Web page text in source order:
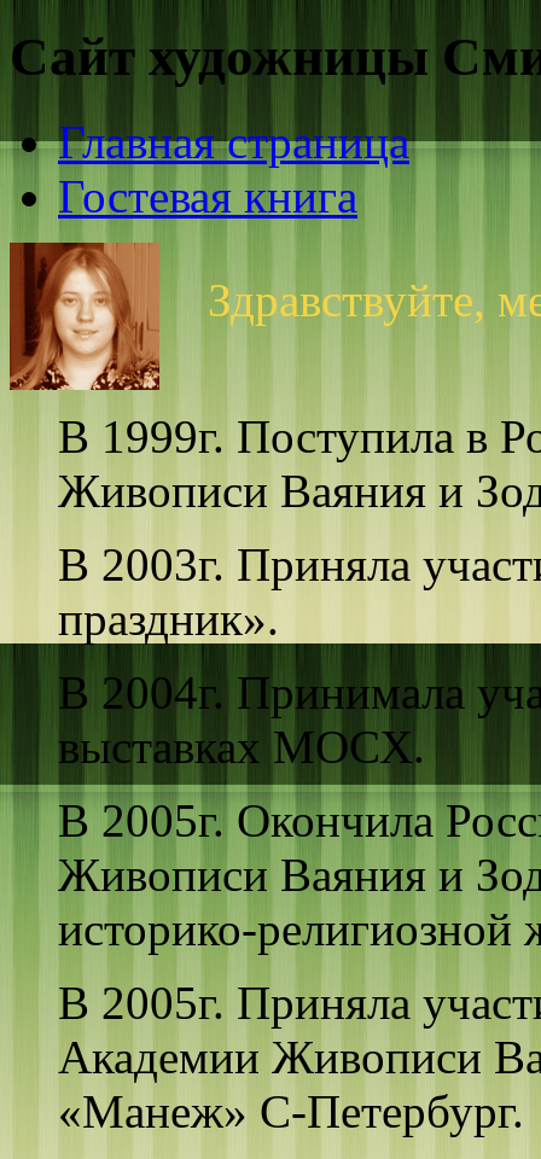
Сайт художницы
Главная страница
Гостевая книга
Здравствуйте,
В 1999г. Поступила в
Живописи Ваяния и
В 2003г. Приняла
праздник».
В 2004г. Принимала
выставках МОСХ.
В 2005г. Окончила
Живописи Ваяния и
историко-религиозной
В 2005г. Приняла
Академии Живописи
«Манеж» С-Петербург.